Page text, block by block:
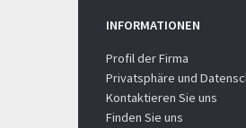
INFORMATIONEN
Profil der Firma
Privatsphäre und
Kontaktieren Sie uns
Finden Sie uns